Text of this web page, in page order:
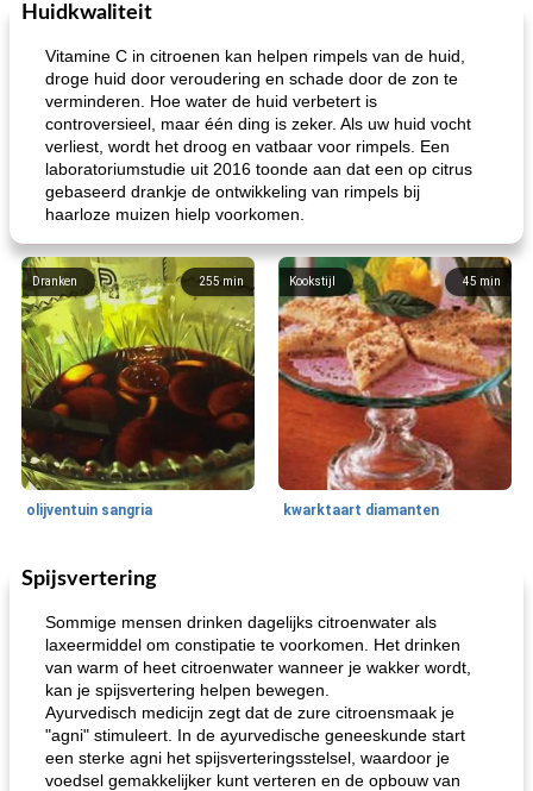
Huidkwaliteit
Vitamine C in citroenen kan helpen rimpels van de huid,
droge huid door veroudering en schade door de zon te
verminderen. Hoe water de huid verbetert is
controversieel, maar één ding is zeker. Als uw huid vocht
verliest, wordt het droog en vatbaar voor rimpels. Een
laboratoriumstudie uit 2016 toonde aan dat een op citrus
gebaseerd drankje de ontwikkeling van rimpels bij
haarloze muizen hielp voorkomen.
255min
Dranken
olijventuin sangria
45 min
Kookstijl
kwarktaart diamanten
Feestdagen en evenementen
Spijsvertering
Sommige mensen drinken dagelijks citroenwater als
laxeermiddel om constipatie te voorkomen. Het drinken
van warm of heet citroenwater wanneer je wakker wordt,
kan je spijsvertering helpen bewegen.
Ayurvedisch medicijn zegt dat de zure citroensmaak je
"agni" stimuleert. In de ayurvedische geneeskunde start
een sterke agni het spijsverteringsstelsel, waardoor je
voedsel gemakkelijker kunt verteren en de opbouw van